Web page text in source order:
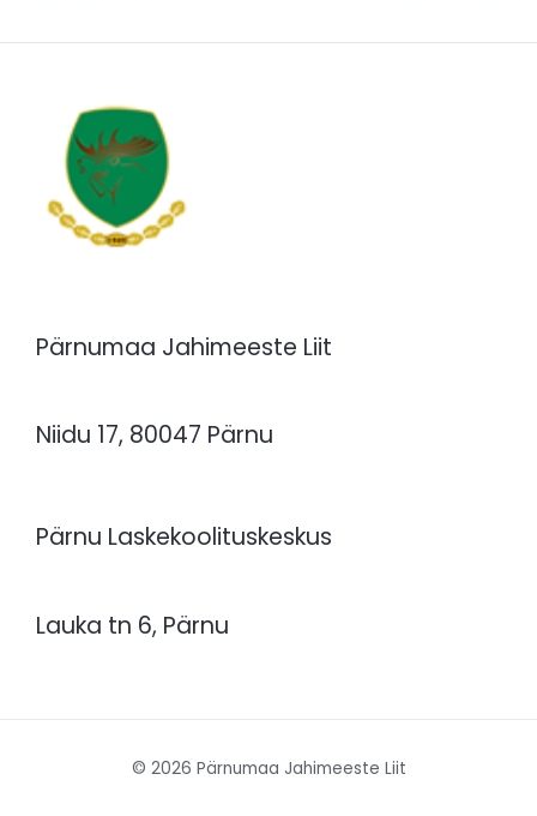
Pärnumaa Jahimeeste Liit
Niidu 17, 80047 Pärnu
Pärnu Laskekoolituskeskus
Lauka tn 6, Pärnu
© 2026 Pärnumaa Jahimeeste Liit